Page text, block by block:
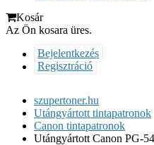
Kosár
Az Ön kosara üres.
Bejelentkezés
Regisztráció
szupertoner.hu
Utángyártott tintapatronok
Canon tintapatronok
Utángyártott Canon PG-